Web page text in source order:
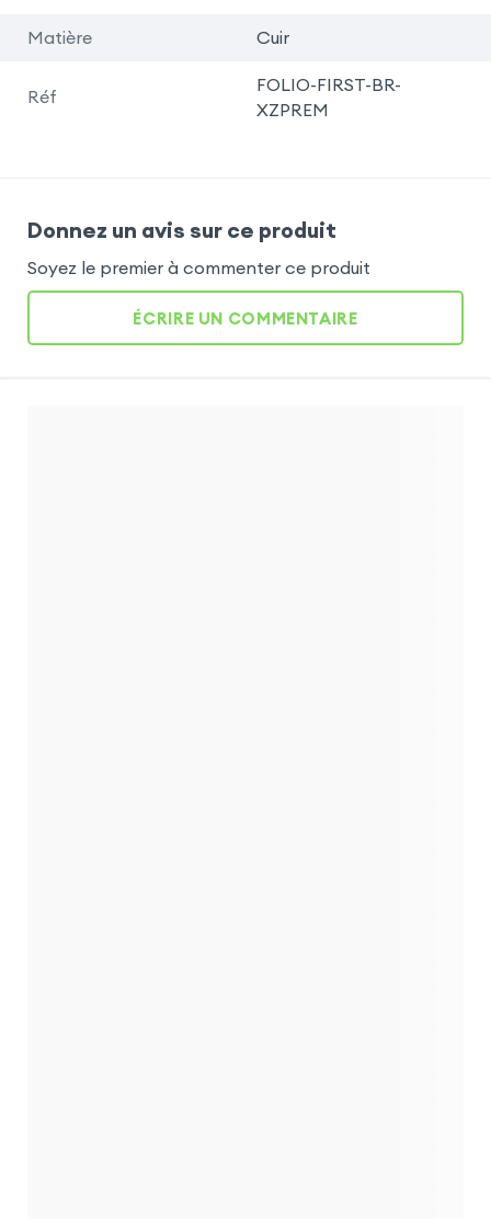
Matière Cuir
Réf
FOLIO-FIRST-BR-
XZPREM
Donnez un avis sur ce produit
Soyez le premier à commenter ce produit
ÉCRIRE UN COMMENTAIRE